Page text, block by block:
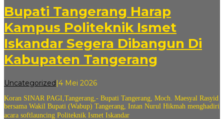
Bupati Tangerang Harap
Kampus Politeknik Ismet
Iskandar Segera Dibangun Di
Kabupaten Tangerang
Uncategorized|4 Mei 2026oleh
sovian
Koran SINAR PAGI,Tangerang,- Bupati Tangerang, Moch. Maesyal Rasyid
bersama Wakil Bupati (Wabup) Tangerang, Intan Nurul Hikmah menghadiri
acara softlauncing Politeknik Ismet Iskandar